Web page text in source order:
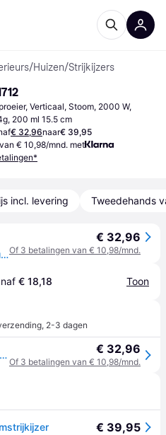
/Huizen/Strijkijzers
Verticaal, Stoom, 2000 W,
200 ml 15.5 cm
€ 32,96naar€ 39,95
€ 10,98/mnd. met
incl. levering Tweedehands
Tefal Stoomstrijkijzer Virtuo FV1712E0
€ 32,96
Of 3 betalingen van € 10,98/mnd.
€ 18,18 Toon
, 2-3 dagen
Tefal Stoomstrijkijzer Virtuo FV1712E0 € 32,96
Of 3 betalingen van € 10,98/mnd.
€ 39,95